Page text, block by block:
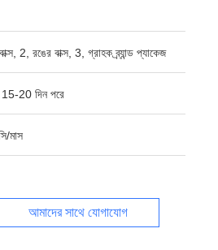
2, রঙের বাক্স, 3, গ্রাহক ব্র্যান্ড প্যাকেজ
15-20 দিন পরে
মাস
আমাদের সাথে যোগাযোগ